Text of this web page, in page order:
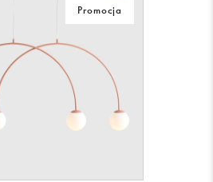
Promocja